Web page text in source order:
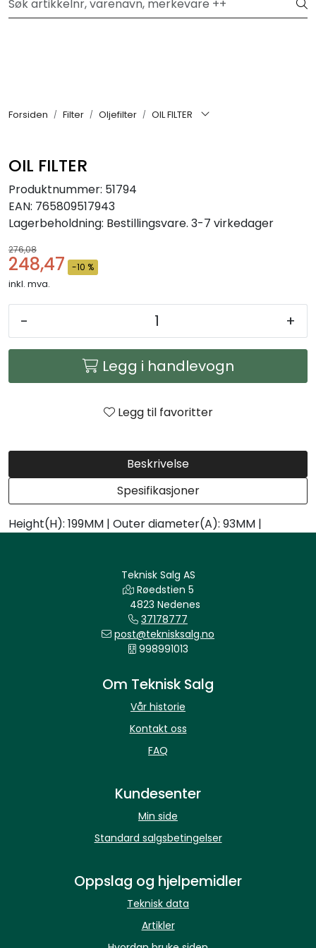
Skip to main content Hei, velkommen inn!
Forsiden Filter Oljefilter OIL FILTER
OIL FILTER
Produktnummer: 51794
EAN: 765809517943
Lagerbeholdning: Bestillingsvare. 3-7 virkedager
276,08
248,47 -10 %
inkl. mva.
- +
Legg i handlevogn
Legg til favoritter
Beskrivelse
Spesifikasjoner
Height(H): 199MM | Outer diameter(A): 93MM |
Teknisk Salg AS
Røedstien 5
4823 Nedenes
37178777
post@teknisksalg.no
998991013
Om Teknisk Salg
Vår historie
Kontakt oss
FAQ
Kundesenter
Min side
Standard salgsbetingelser
Oppslag og hjelpemidler
Teknisk data
Artikler
Smøremidler
Transmisjon
Verktøy & Forbruksmateriell
Verneutstyr
Kontor og kantineprodukter